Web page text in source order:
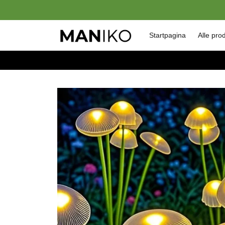
content
Startpagina Alle